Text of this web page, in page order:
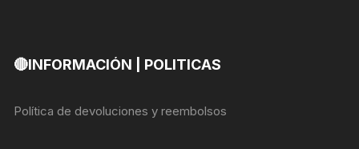
🔴INFORMACIÓN | POLITICAS
Política de devoluciones y reembolsos